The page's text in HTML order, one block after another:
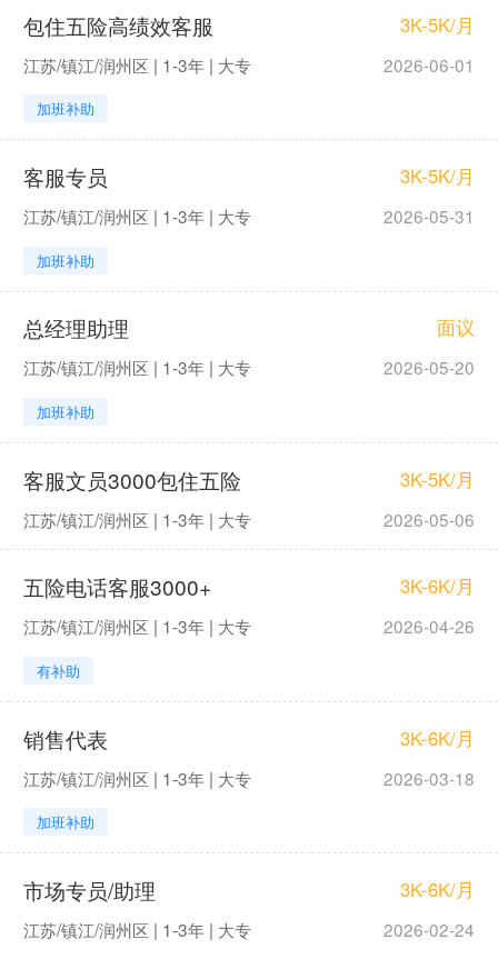
包住五险高绩效客服 3K-5K/月
江苏/镇江/润州区 | 1-3年 | 大专 2026-06-01
加班补助
客服专员 3K-5K/月
江苏/镇江/润州区 | 1-3年 | 大专 2026-05-31
加班补助
总经理助理 面议
江苏/镇江/润州区 | 1-3年 | 大专 2026-05-20
加班补助
客服文员3000包住五险 3K-5K/月
江苏/镇江/润州区 | 1-3年 | 大专 2026-05-06
五险电话客服3000+ 3K-6K/月
江苏/镇江/润州区 | 1-3年 | 大专 2026-04-26
有补助
销售代表 3K-6K/月
江苏/镇江/润州区 | 1-3年 | 大专 2026-03-18
加班补助
市场专员/助理 3K-6K/月
江苏/镇江/润州区 | 1-3年 | 大专 2026-02-24